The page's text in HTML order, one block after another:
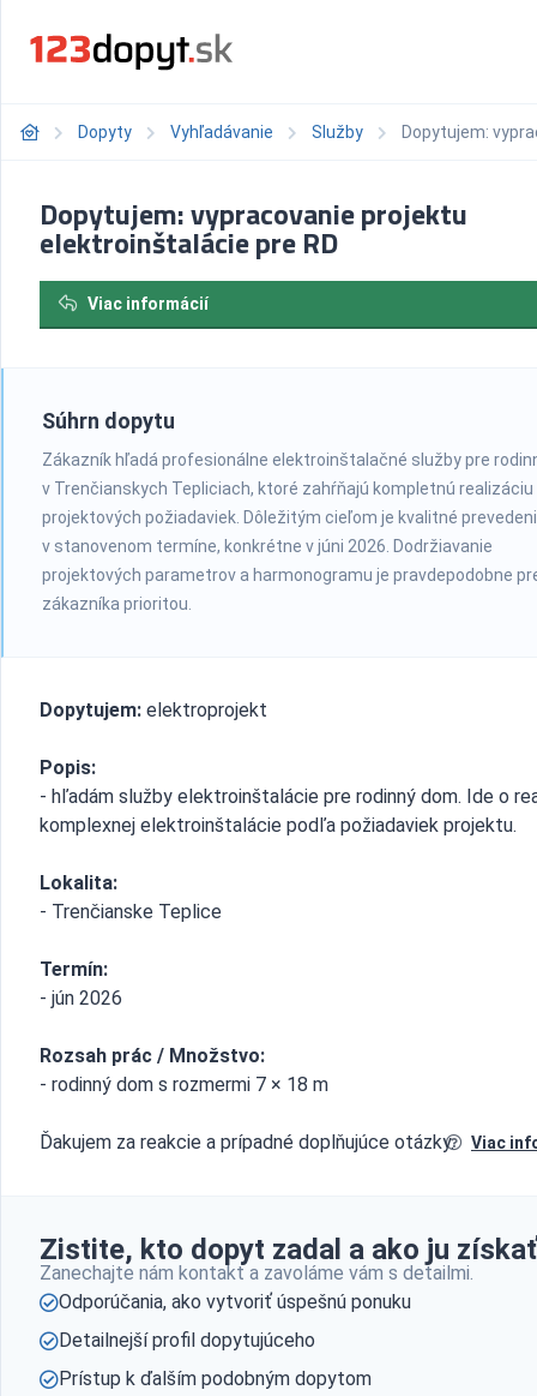
Dopyty Vyhľadávanie Služby Dopytujem:
Dopytujem: vypracovanie projektu
elektroinštalácie pre RD
Viac informácií
Súhrn dopytu
Zákazník hľadá profesionálne elektroinštalačné služby pre
v Trenčianskych Tepliciach, ktoré zahŕňajú kompletnú realizáciu
projektových požiadaviek. Dôležitým cieľom je kvalitné
v stanovenom termíne, konkrétne v júni 2026. Dodržiavanie
projektových parametrov a harmonogramu je pravdepodobne
zákazníka prioritou.
Dopytujem: elektroprojekt
Popis:
- hľadám služby elektroinštalácie pre rodinný dom. Ide o
komplexnej elektroinštalácie podľa požiadaviek projektu.
Lokalita:
- Trenčianske Teplice
Termín:
- jún 2026
Rozsah prác / Množstvo:
- rodinný dom s rozmermi 7 × 18 m
Ďakujem za reakcie a prípadné doplňujúce otázky. Viac
Zistite, kto dopyt zadal a ako ju
Zanechajte nám kontakt a zavoláme vám s detailmi.
Odporúčania, ako vytvoriť úspešnú ponuku
Detailnejší profil dopytujúceho
Prístup k ďalším podobným dopytom